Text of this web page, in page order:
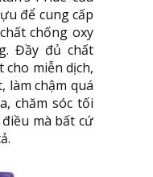
để cung cấp
chống oxy
Đầy đủ chất
miễn dịch,
làm chậm quá
chăm sóc tối
mà bất cứ